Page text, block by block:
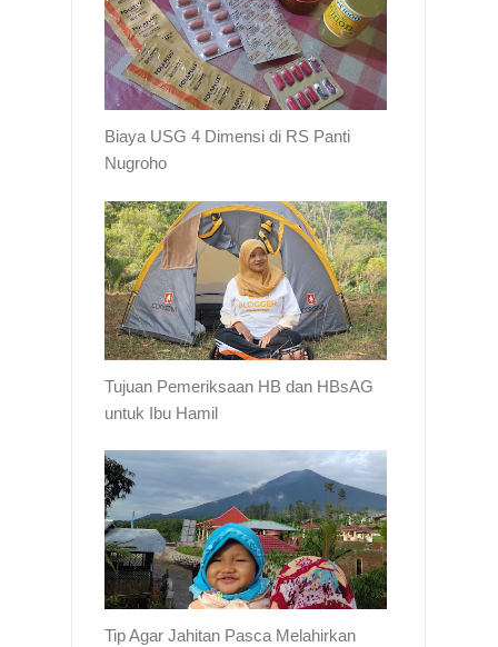
Biaya USG 4 Dimensi di RS Panti
Nugroho
Tujuan Pemeriksaan HB dan HBsAG
untuk Ibu Hamil
Tip Agar Jahitan Pasca Melahirkan